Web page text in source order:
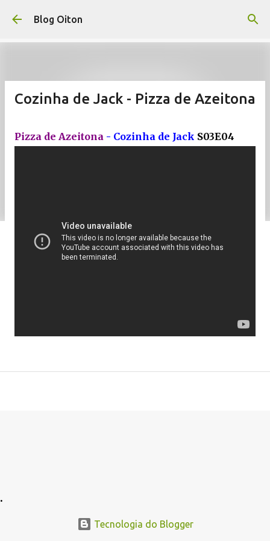
Pular para o conteúdo principal
Blog Oiton
Cozinha de Jack - Pizza de Azeitona
Pizza de Azeitona - Cozinha de Jack S03E04
.
Tecnologia do Blogger